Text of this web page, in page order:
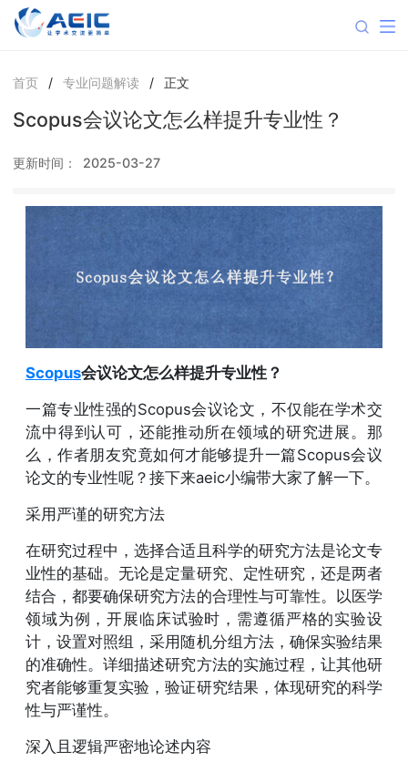
首页 / 专业问题解读 / 正文
Scopus会议论文怎么样提升专业性？
更新时间： 2025-03-27
Scopus会议论文怎么样提升专业性？
一篇专业性强的Scopus会议论文，不仅能在学术交
流中得到认可，还能推动所在领域的研究进展。那
么，作者朋友究竟如何才能够提升一篇Scopus会议
论文的专业性呢？接下来aeic小编带大家了解一下。
采用严谨的研究方法
在研究过程中，选择合适且科学的研究方法是论文专
业性的基础。无论是定量研究、定性研究，还是两者
结合，都要确保研究方法的合理性与可靠性。以医学
领域为例，开展临床试验时，需遵循严格的实验设
计，设置对照组，采用随机分组方法，确保实验结果
的准确性。详细描述研究方法的实施过程，让其他研
究者能够重复实验，验证研究结果，体现研究的科学
性与严谨性。
深入且逻辑严密地论述内容